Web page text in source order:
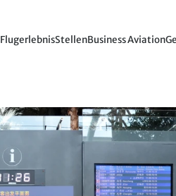
FlugerlebnisStellenBusiness Aviation